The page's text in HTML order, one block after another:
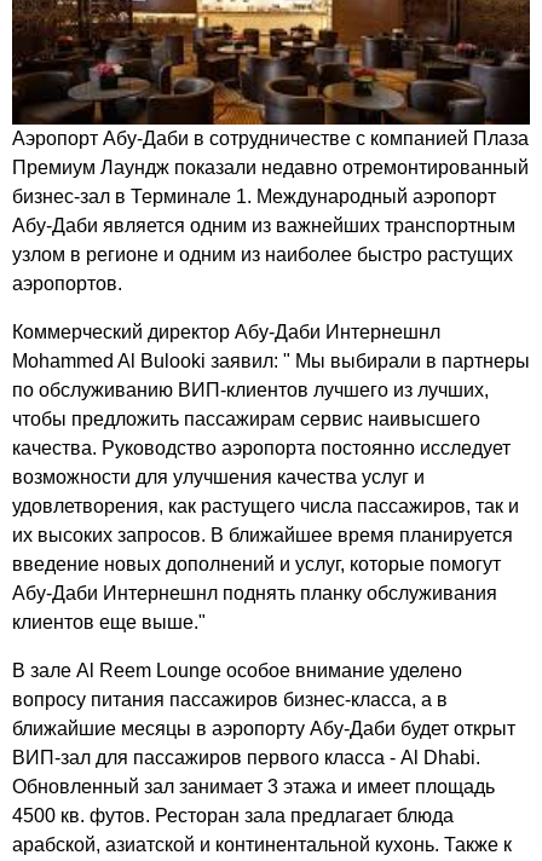
Аэропорт Абу-Даби в сотрудничестве с компанией Плаза
Премиум Лаундж показали недавно отремонтированный
бизнес-зал в Терминале 1. Международный аэропорт
Абу-Даби является одним из важнейших транспортным
узлом в регионе и одним из наиболее быстро растущих
аэропортов.
Коммерческий директор Абу-Даби Интернешнл
Mohammed Al Bulooki заявил: " Мы выбирали в партнеры
по обслуживанию ВИП-клиентов лучшего из лучших,
чтобы предложить пассажирам сервис наивысшего
качества. Руководство аэропорта постоянно исследует
возможности для улучшения качества услуг и
удовлетворения, как растущего числа пассажиров, так и
их высоких запросов. В ближайшее время планируется
введение новых дополнений и услуг, которые помогут
Абу-Даби Интернешнл поднять планку обслуживания
клиентов еще выше."
В зале Al Reem Lounge особое внимание уделено
вопросу питания пассажиров бизнес-класса, а в
ближайшие месяцы в аэропорту Абу-Даби будет открыт
ВИП-зал для пассажиров первого класса - Al Dhabi.
Обновленный зал занимает 3 этажа и имеет площадь
4500 кв. футов. Ресторан зала предлагает блюда
арабской, азиатской и континентальной кухонь. Также к